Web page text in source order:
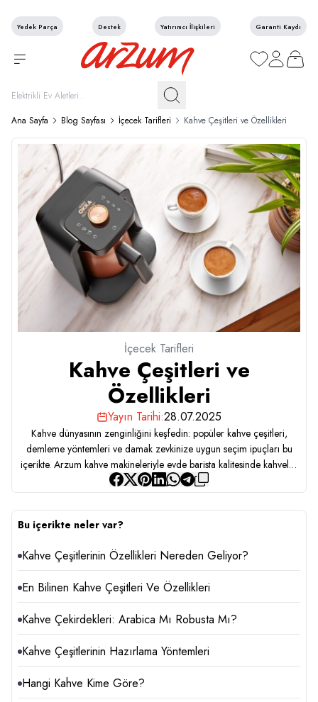
Yedek Parça Destek Yatırımcı İlişkileri Garanti Kaydı
Favorilerim
Hesabım
Sepetim
Ana Sayfa Blog Sayfası İçecek Tarifleri Kahve Çeşitleri ve Özellikleri
İçecek Tarifleri
Kahve Çeşitleri ve
Özellikleri
Yayın Tarihi:28.07.2025
Kahve dünyasının zenginliğini keşfedin: popüler kahve çeşitleri,
demleme yöntemleri ve damak zevkinize uygun seçim ipuçları bu
içerikte. Arzum kahve makineleriyle evde barista kalitesinde kahveler
hazırlamanın keyfini yaşayın.
Bu içerikte neler var?
Kahve Çeşitlerinin Özellikleri Nereden Geliyor?
En Bilinen Kahve Çeşitleri Ve Özellikleri
Kahve Çekirdekleri: Arabica Mı Robusta Mı?
Kahve Çeşitlerinin Hazırlama Yöntemleri
Hangi Kahve Kime Göre?